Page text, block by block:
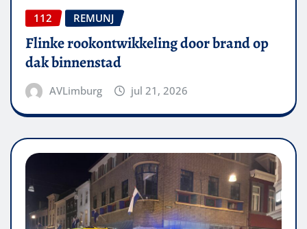
112 REMUNJ
Flinke rookontwikkeling door brand op
dak binnenstad
AVLimburg jul 21, 2026